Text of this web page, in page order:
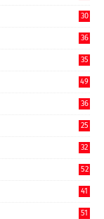
30
36
35
49
36
25
32
52
41
51